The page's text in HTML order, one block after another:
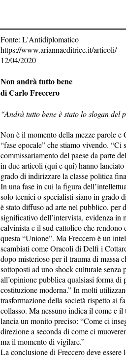
Fonte: L'Antidiplomatico
https://www.ariannaeditrice.it/articoli/
12/04/2020
Non andrà tutto bene
di Carlo Freccero
“Andrà tutto bene è stato lo slogan
Non è il momento della mezze parole
“fase epocale” che stiamo vivendo.
commissariamento del paese da parte
in due articoli (qui e qui) hanno
grado di indirizzare la classe politica
In una fase in cui la figura
solo tecnici o specialisti siano in grado
è stato diffuso ad arte nel pubblico, per
significativo dell’intervista, evidenza
calvinista e il sud cattolico che
questa “Unione”. Ma Freccero è un
scambiati come Oracoli di Delfi i
dopo misterioso per il trauma di massa
sottoposti ad uno shock culturale senza
all’opinione pubblica qualsiasi forma
costituzione moderna.” In molti
trasformazione della società rispetto ai
collasso. Ma nessuno indica il come e
lancia un monito preciso: “Come ci
direzione a seconda di come ci
ma il momento di vigilare.”
La conclusione di Freccero deve